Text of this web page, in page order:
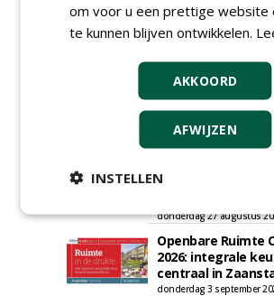
AGENDA
GreentoColour en
Swalmen
woensdag 12 augustus 2026
zet eenjarige
donderdag 27 augustus
Openbare Ruimte
2026: integrale
centraal in
donderdag 3 september
om voor u een prettige website
te kunnen blijven ontwikkelen.
AKKOORD
AFWIJZEN
INSTELLEN